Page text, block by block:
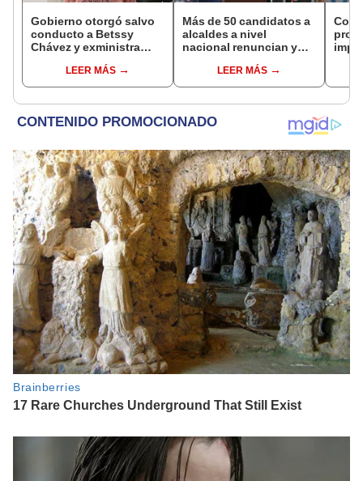
Gobierno otorgó salvo
conducto a Betssy
Chávez y exministra
madrugadaLEER MÁS
Más de 50 candidatos a
alcaldes a nivel
nacional renuncian y
encubiertaLEER MÁS